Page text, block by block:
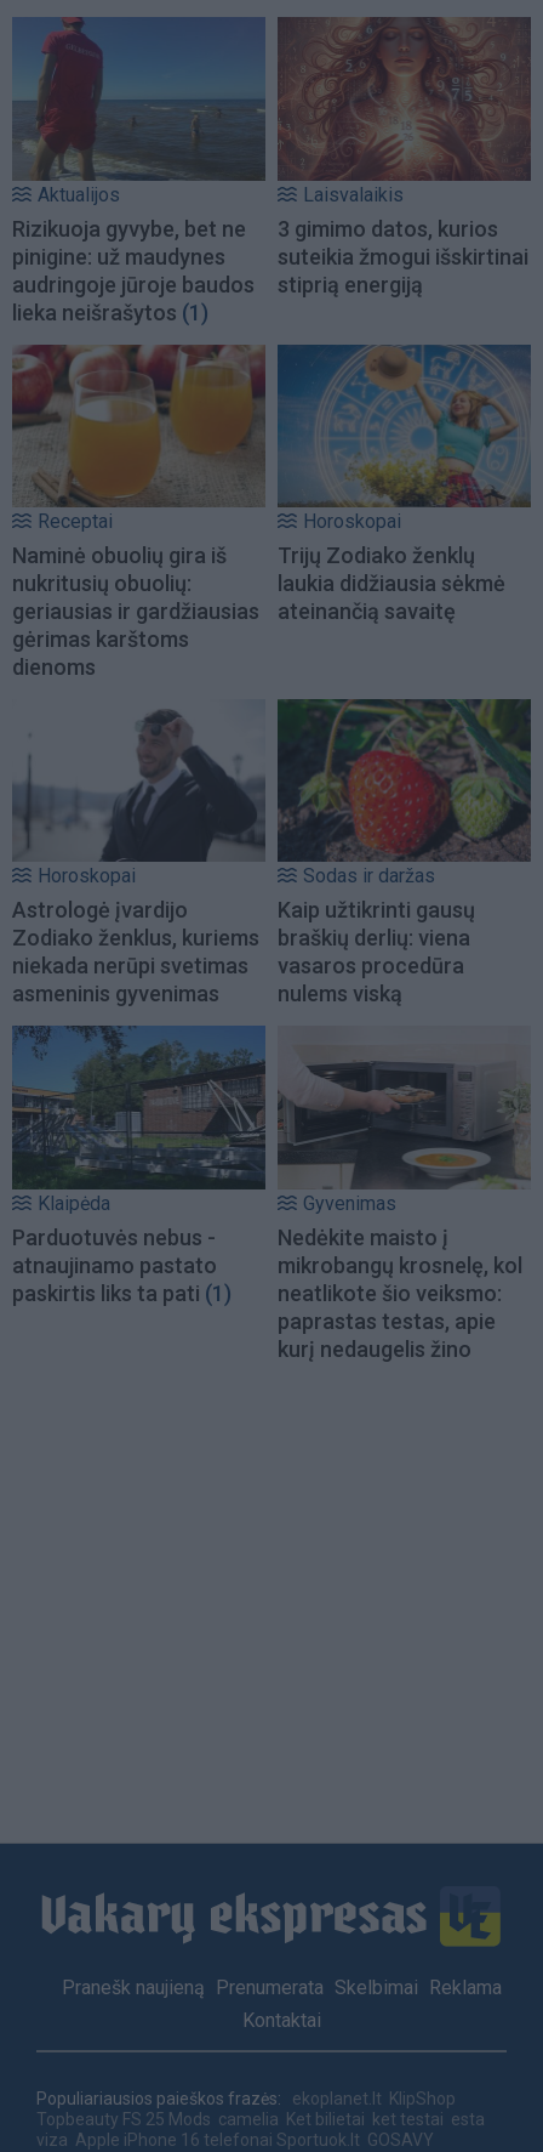
Aktualijos
Rizikuoja gyvybe, bet ne
pinigine: už maudynes
audringoje jūroje baudos
lieka neišrašytos (1)
Laisvalaikis
3 gimimo datos, kurios
suteikia žmogui išskirtinai
stiprią energiją
Receptai
Naminė obuolių gira iš
nukritusių obuolių:
geriausias ir gardžiausias
gėrimas karštoms
dienoms
Horoskopai
Trijų Zodiako ženklų
laukia didžiausia sėkmė
ateinančią savaitę
Horoskopai
Astrologė įvardijo
Zodiako ženklus, kuriems
niekada nerūpi svetimas
asmeninis gyvenimas
Sodas ir daržas
Kaip užtikrinti gausų
braškių derlių: viena
vasaros procedūra
nulems viską
Klaipėda
Parduotuvės nebus -
atnaujinamo pastato
paskirtis liks ta pati (1)
Gyvenimas
Nedėkite maisto į
mikrobangų krosnelę, kol
neatlikote šio veiksmo:
paprastas testas, apie
kurį nedaugelis žino
Footer
Pranešk naujieną Prenumerata Skelbimai
Reklama
Kontaktai
Populiariausios paieškos frazės: ekoplanet.lt KlipShop
Topbeauty FS 25 Mods camelia Ket bilietai ket testai esta
viza Apple iPhone 16 telefonai Sportuok.lt GOSAVY